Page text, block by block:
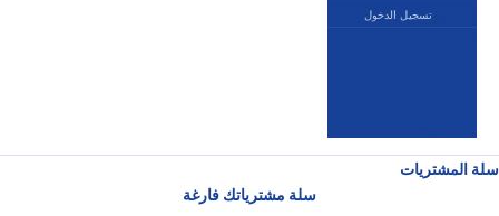
تسجيل الدخول
سلة المشتريات
سلة مشترياتك فارغة